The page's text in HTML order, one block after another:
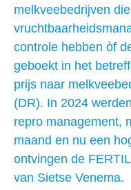
melkveebedrijven
controle hebben òf
geboekt in het
prijs naar
(DR). In 2024
repro management,
maand en nu een
ontvingen de
van Sietse Venema.